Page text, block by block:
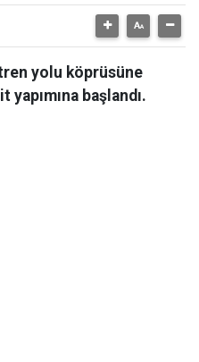
yolu köprüsüne
yapımına başlandı.